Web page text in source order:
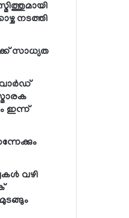
നടത്തി
സാധ്യത
ഇന്ന്
വഴി